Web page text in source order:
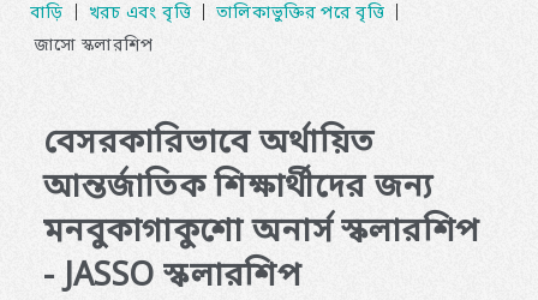
বাড়ি খরচ এবং বৃত্তি
তালিকাভুক্তির পরে বৃত্তি
জাসো স্কলারশিপ
বেসরকারিভাবে অর্থায়িত
আন্তর্জাতিক শিক্ষার্থীদের জন্য
মনবুকাগাকুশো অনার্স স্কলারশিপ
- JASSO স্কলারশিপ